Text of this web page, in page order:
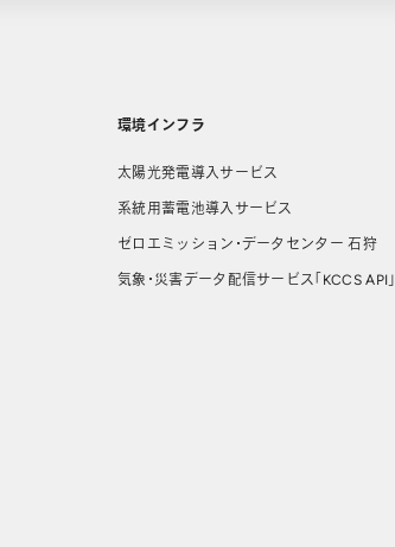
環境インフラ
太陽光発電導入サービス
系統用蓄電池導入サービス
ゼロエミッション・データセンター 石狩
気象・災害データ配信サービス「KCCS API」